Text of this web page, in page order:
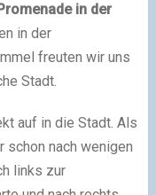
in der
in der
freuten wir uns
Stadt.
auf in die Stadt. Als
nach wenigen
links zur